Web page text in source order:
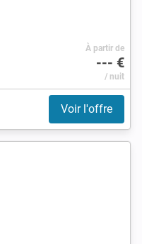
À partir de
--- €
/ nuit
Voir l'offre